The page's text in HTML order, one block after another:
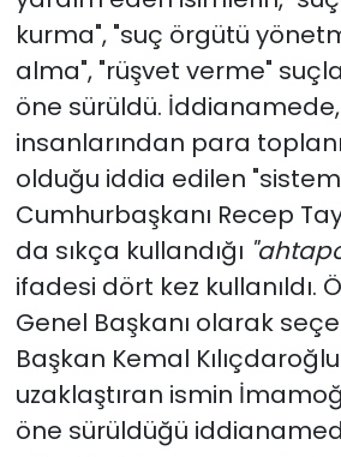
kurma", "suç örgütü
alma", "rüşvet verme"
öne sürüldü.
insanlarından para
olduğu iddia edilen
Cumhurbaşkanı Recep
da sıkça kullandığı
ifadesi dört kez kullanıldı.
Genel Başkanı olarak
Başkan Kemal
uzaklaştıran ismin
öne sürüldüğü